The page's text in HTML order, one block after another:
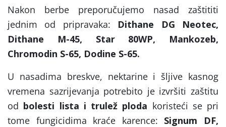
Nakon berbe preporučujemo nasad zaštititi
jednim od pripravaka: Dithane DG Neotec,
Dithane M-45, Star 80WP, Mankozeb,
Chromodin S-65, Dodine S-65.
U nasadima breskve, nektarine i šljive kasnog
vremena sazrijevanja potrebito je izvršiti zaštitu
od bolesti lista i trulež ploda koristeći se pri
tome fungicidima kraće karence: Signum DF,